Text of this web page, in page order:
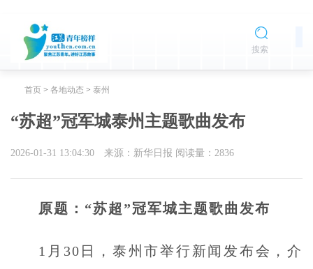
搜索
首页 > 各地动态 > 泰州
“苏超”冠军城泰州主题歌曲发布
2026-01-31 13:04:30 来源：新华日报 阅读量： 2836
原题：“苏超”冠军城主题歌曲发布
1月30日，泰州市举行新闻发布会，介